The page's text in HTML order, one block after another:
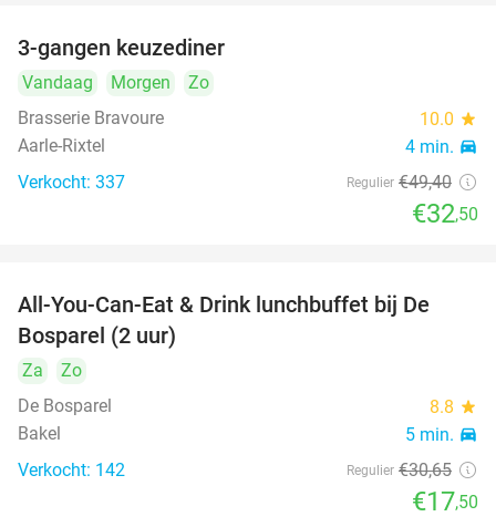
3-gangen keuzediner
Vandaag Morgen
Zo
Brasserie Bravoure
10.0 star
Aarle-Rixtel 4 min. directions_car
Verkocht: 337 Regulier €49,40
€32,50
43%
All-You-Can-Eat & Drink lunchbuffet bij De
Bosparel (2 uur)
Za
Zo
De Bosparel
8.8 star
Bakel 5 min. directions_car
Verkocht: 142 Regulier €30,65
€17,50